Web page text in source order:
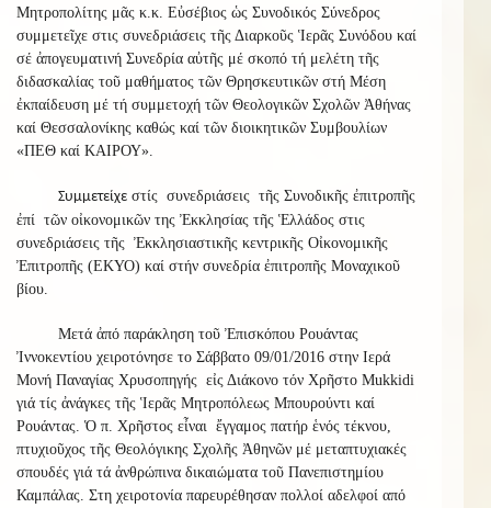
Μητροπολίτης μᾶς κ.κ. Εὐσέβιος ὡς Συνοδικός Σύνεδρος
συμμετεῖχε στις συνεδριάσεις τῆς Διαρκοῦς Ἱερᾶς Συνόδου καί
σέ ἀπογευματινή Συνεδρία αὐτῆς μέ σκοπό τή μελέτη τῆς
διδασκαλίας τοῦ μαθήματος τῶν Θρησκευτικῶν στή Μέση
ἐκπαίδευση μέ τή συμμετοχή τῶν Θεολογικῶν Σχολῶν Ἀθήνας
καί Θεσσαλονίκης καθώς καί τῶν διοικητικῶν Συμβουλίων
«ΠΕΘ καί ΚΑΙΡΟΥ».
Συμμετείχεστίς συνεδριάσεις τῆς Συνοδικῆς ἐπιτροπῆς
ἐπί τῶν οἰκονομικῶν της Ἐκκλησίας τῆς Ἑλλάδος στις
συνεδριάσεις τῆς Ἐκκλησιαστικῆς κεντρικῆς Οἰκονομικῆς
Ἐπιτροπῆς (ΕΚΥΟ) καί στήν συνεδρία ἐπιτροπῆς Μοναχικοῦ
βίου.
Μετά ἀπό παράκληση τοῦ Ἐπισκόπου Ρουάντας
Ἰννοκεντίου χειροτόνησε το Σάββατο 09/01/2016 στην Ιερά
Μονή Παναγίας Χρυσοπηγής εἰς Διάκονο τόν Χρῆστο Mukkidi
γιά τίς ἀνάγκες τῆς Ἱερᾶς Μητροπόλεως Μπουρούντι καί
Ρουάντας. Ὁ π. Χρῆστος εἶναι ἔγγαμος πατήρ ἑνός τέκνου,
πτυχιοῦχος τῆς Θεολόγικης Σχολῆς Ἀθηνῶν μέ μεταπτυχιακές
σπουδές γιά τά ἀνθρώπινα δικαιώματα τοῦ Πανεπιστημίου
Καμπάλας. Στη χειροτονία παρευρέθησαν πολλοί αδελφοί από